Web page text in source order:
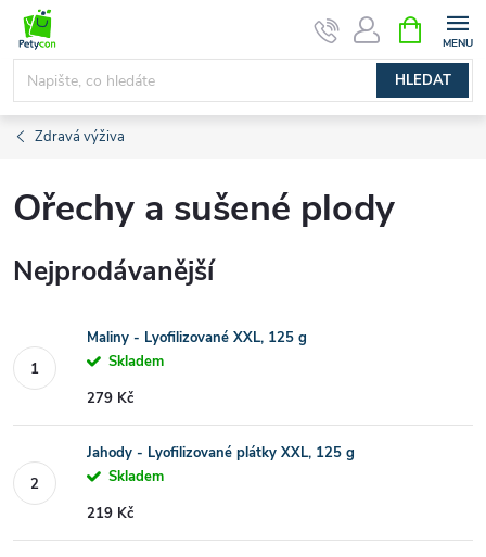
obsah
HLEDAT
KOŠÍK
Zdravá výživa
Ořechy a sušené plody
Nejprodávanější
Maliny - Lyofilizované XXL, 125 g
Skladem
279 Kč
Jahody - Lyofilizované plátky XXL, 125 g
Skladem
219 Kč